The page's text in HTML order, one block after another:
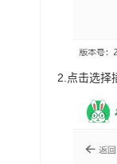
2.点击选择